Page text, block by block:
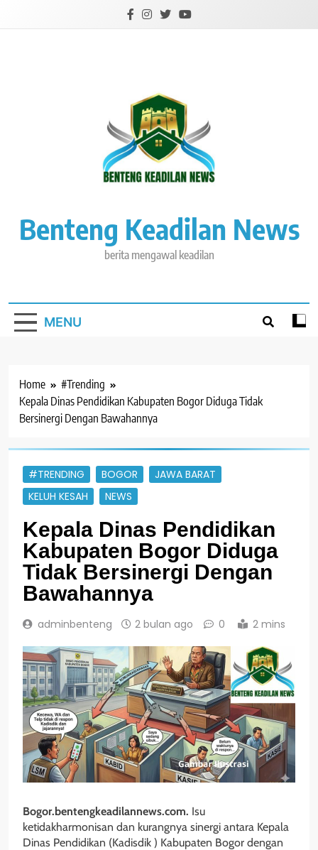
Benteng Keadilan News
berita mengawal keadilan
MENU
Home
#Trending
Kepala Dinas Pendidikan Kabupaten Bogor Diduga Tidak
Bersinergi Dengan Bawahannya
#TRENDING BOGOR
JAWA BARAT
KELUH KESAH
NEWS
Kepala Dinas Pendidikan
Kabupaten Bogor Diduga
Tidak Bersinergi Dengan
Bawahannya
adminbenteng 2 bulan ago 0 2 mins
Bogor.bentengkeadilannews.com. Isu
ketidakharmonisan dan kurangnya sinergi antara Kepala
Dinas Pendidikan (Kadisdik ) Kabupaten Bogor dengan